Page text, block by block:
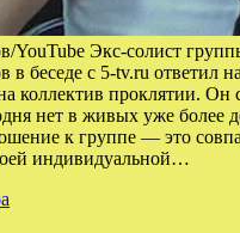
YouTube Экс-солист
в беседе с 5-tv.ru ответил
коллектив проклятии. Он
нет в живых уже более
к группе — это
индивидуальной…